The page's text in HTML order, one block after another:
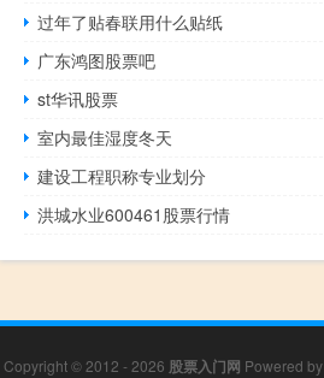
过年了贴春联用什么贴纸
广东鸿图股票吧
st华讯股票
室内最佳湿度冬天
建设工程职称专业划分
洪城水业600461股票行情
Copyright © 2012 - 2026 股票入门网 Powered by